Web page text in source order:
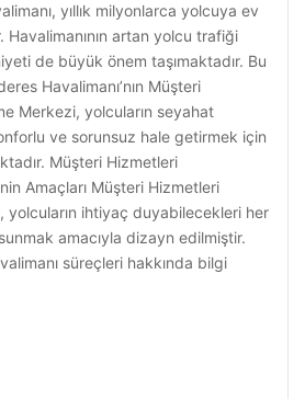
yıllık milyonlarca yolcuya ev
Havalimanının artan yolcu trafiği
de büyük önem taşımaktadır. Bu
Havalimanı’nın Müşteri
Merkezi, yolcuların seyahat
ve sorunsuz hale getirmek için
Müşteri Hizmetleri
Amaçları Müşteri Hizmetleri
yolcuların ihtiyaç duyabilecekleri her
amacıyla dizayn edilmiştir.
süreçleri hakkında bilgi